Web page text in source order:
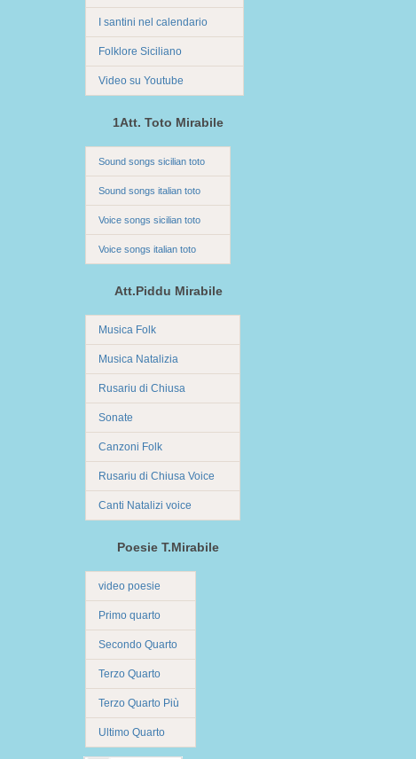
I santini nel calendario
Folklore Siciliano
Video su Youtube
1Att. Toto Mirabile
Sound songs sicilian toto
Sound songs italian toto
Voice songs sicilian toto
Voice songs italian toto
Att.Piddu Mirabile
Musica Folk
Musica Natalizia
Rusariu di Chiusa
Sonate
Canzoni Folk
Rusariu di Chiusa Voice
Canti Natalizi voice
Poesie T.Mirabile
video poesie
Primo quarto
Secondo Quarto
Terzo Quarto
Terzo Quarto Più
Ultimo Quarto